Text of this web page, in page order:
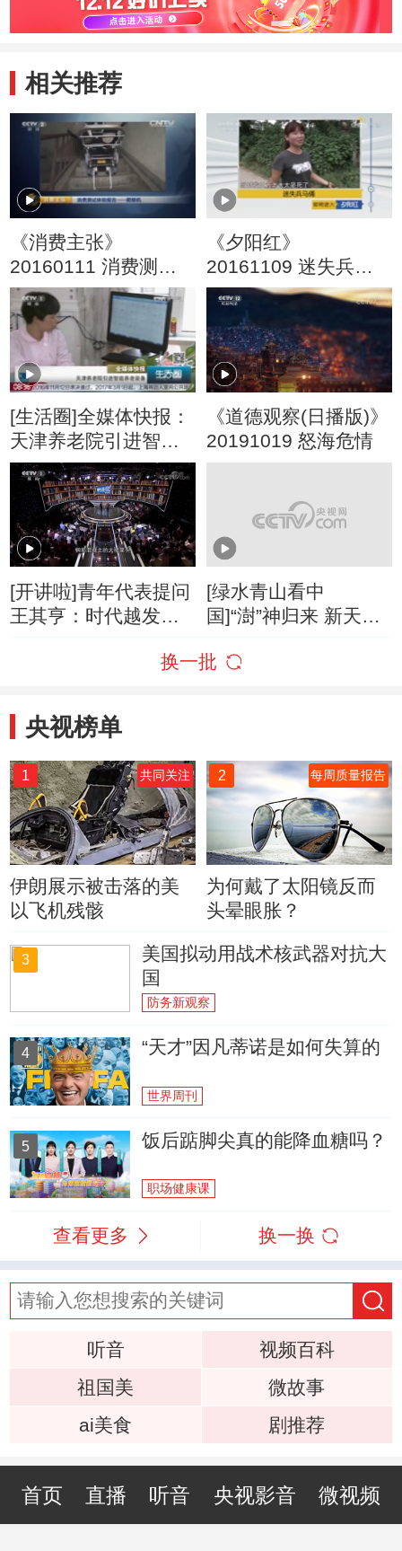
相关推荐
《消费主张》
20160111 消费测试
体验报告——爬楼机
《夕阳红》
20161109 迷失兵马
俑
[生活圈]全媒体快报：
天津养老院引进智能
养老设备
《道德观察(日播版)》
20191019 怒海危情
[开讲啦]青年代表提问
王其亨：时代越发展
[绿水青山看中
国]“澍”神归来 新天津
换一批
央视榜单
1 共同关注
伊朗展示被击落的美
以飞机残骸
2 每周质量报告
为何戴了太阳镜反而
头晕眼胀？
3
美国拟动用战术核武器对抗大
国
防务新观察
4 “天才”因凡蒂诺是如何失算的
世界周刊
5 饭后踮脚尖真的能降血糖吗？
职场健康课
查看更多 换一换
听音
视频百科
祖国美
微故事
ai美食
剧推荐
首页 直播 听音 央视影音 微视频